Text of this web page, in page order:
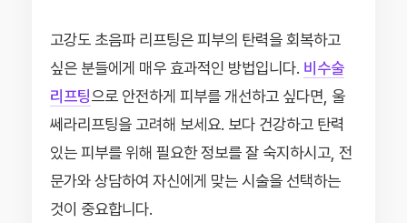
고강도 초음파 리프팅은 피부의 탄력을 회복하고
싶은 분들에게 매우 효과적인 방법입니다. 비수술
리프팅으로 안전하게 피부를 개선하고 싶다면, 울
쎄라리프팅을 고려해 보세요. 보다 건강하고 탄력
있는 피부를 위해 필요한 정보를 잘 숙지하시고, 전
문가와 상담하여 자신에게 맞는 시술을 선택하는
것이 중요합니다.